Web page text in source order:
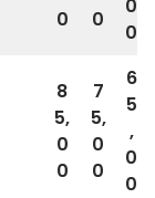
0
0
0
0
8
5,
0
0
7
5,
0
0
6
5
,
0
0